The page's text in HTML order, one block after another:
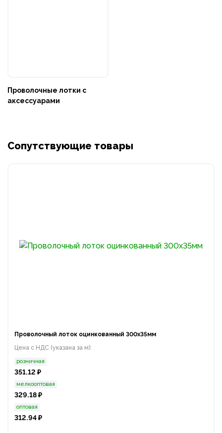
Проволочные лотки с
аксессуарами
Сопутствующие товары
Проволочный лоток оцинкованный 300х35мм
Цена с НДС (указана за м):
розничная
351.12 ₽
мелкооптовая
329.18 ₽
оптовая
312.94 ₽